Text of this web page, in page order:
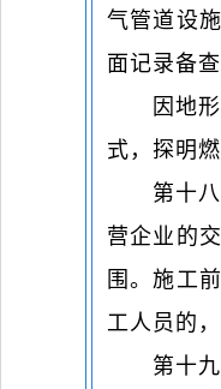
气管道设
面记录备查
因地
式，探明
第十
营企业的
围。施工
工人员的
第十